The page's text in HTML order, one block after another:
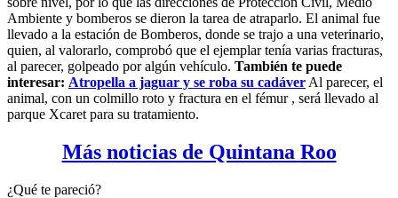
Ambiente y bomberos se dieron la tarea de atraparlo. El animal fue
llevado a la estación de Bomberos, donde se trajo a una veterinario,
quien, al valorarlo, comprobó que el ejemplar tenía varias fracturas,
al parecer, golpeado por algún vehículo. También te puede
interesar: Atropella a jaguar y se roba su cadáver Al parecer, el
animal, con un colmillo roto y fractura en el fémur , será llevado al
parque Xcaret para su tratamiento.
Más noticias de Quintana Roo
¿Qué te pareció?